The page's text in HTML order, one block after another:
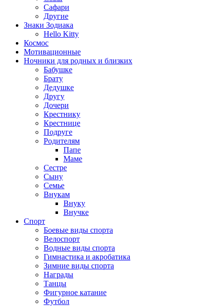
Сафари
Другие
Знаки Зодиака
Hello Kitty
Космос
Мотивационные
Ночники для родных и близких
Бабушке
Брату
Дедушке
Другу
Дочери
Крестнику
Крестнице
Подруге
Родителям
Папе
Маме
Сестре
Сыну
Семье
Внукам
Внуку
Внучке
Спорт
Боевые виды спорта
Велоспорт
Водные виды спорта
Гимнастика и акробатика
Зимние виды спорта
Награды
Танцы
Фигурное катание
Футбол